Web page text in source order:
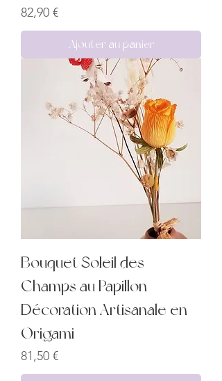
Prix
82,90 €
Ajouter au panier
Bouquet Soleil des
Champs au Papillon –
Décoration Artisanale en
Origami
Prix
81,50 €